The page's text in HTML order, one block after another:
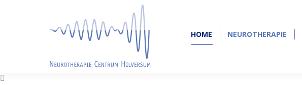
HOME NEUROTHERAPIE
HOME NEUROTHERAPIE